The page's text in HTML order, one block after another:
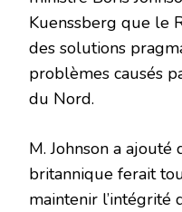
Kuenssberg que le
des solutions
problèmes causés
du Nord.
M. Johnson a
britannique ferait
maintenir l’intégrité